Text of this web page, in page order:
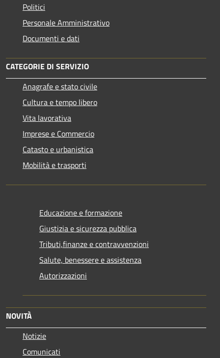
Politici
Personale Amministrativo
Documenti e dati
CATEGORIE DI SERVIZIO
Anagrafe e stato civile
Cultura e tempo libero
Vita lavorativa
Imprese e Commercio
Catasto e urbanistica
Mobilità e trasporti
Educazione e formazione
Giustizia e sicurezza pubblica
Tributi,finanze e contravvenzioni
Salute, benessere e assistenza
Autorizzazioni
NOVITÀ
Notizie
Comunicati